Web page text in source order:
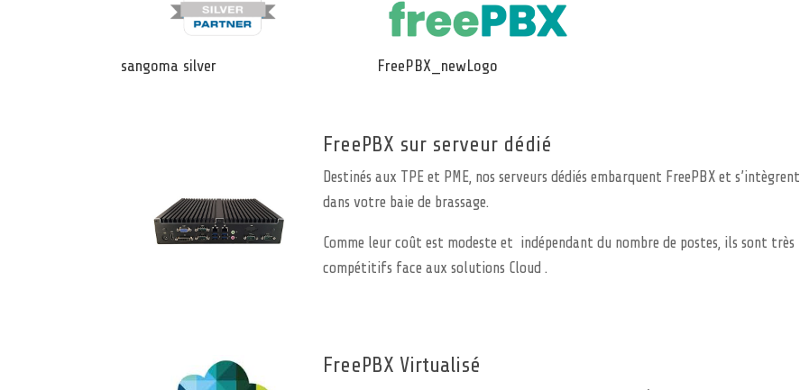
sangoma silver FreePBX_newLogo
FreePBX sur serveur dédié
Destinés aux TPE et PME, nos serveurs dédiés embarquent FreePBX et s’intègrent
dans votre baie de brassage.
Comme leur coût est modeste et indépendant du nombre de postes, ils sont très
compétitifs face aux solutions Cloud .
FreePBX Virtualisé